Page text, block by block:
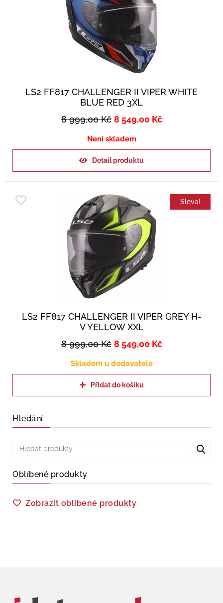
LS2 FF817 CHALLENGER II VIPER WHITE
BLUE RED 3XL
8 999,00Kč 8 549,00 Kč
Není skladem
Detail produktu
Sleva!
LS2 FF817 CHALLENGER II VIPER GREY H-
V YELLOW XXL
8 999,00Kč 8 549,00 Kč
Skladem u dodavatele
Přidat do košíku
Hledání
Oblíbené produkty
Zobrazit oblíbené produkty